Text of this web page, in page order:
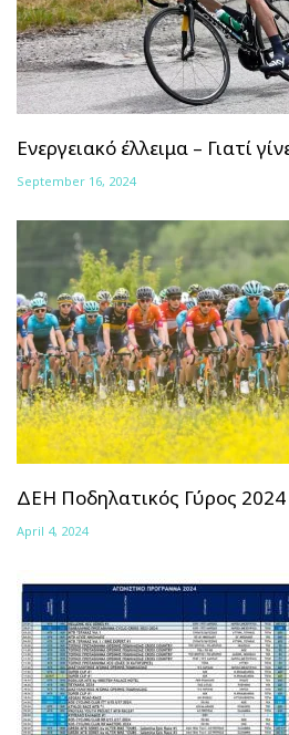
Ενεργειακό έλλειμα – Γιατί
September 16, 2024
ΔΕΗ Ποδηλατικός Γύρος 2024
April 4, 2024